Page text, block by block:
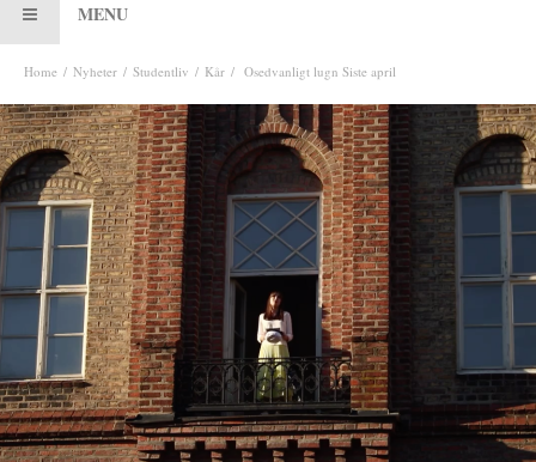
MENU
Home Nyheter Studentliv Kår Osedvanligt lugn Siste april